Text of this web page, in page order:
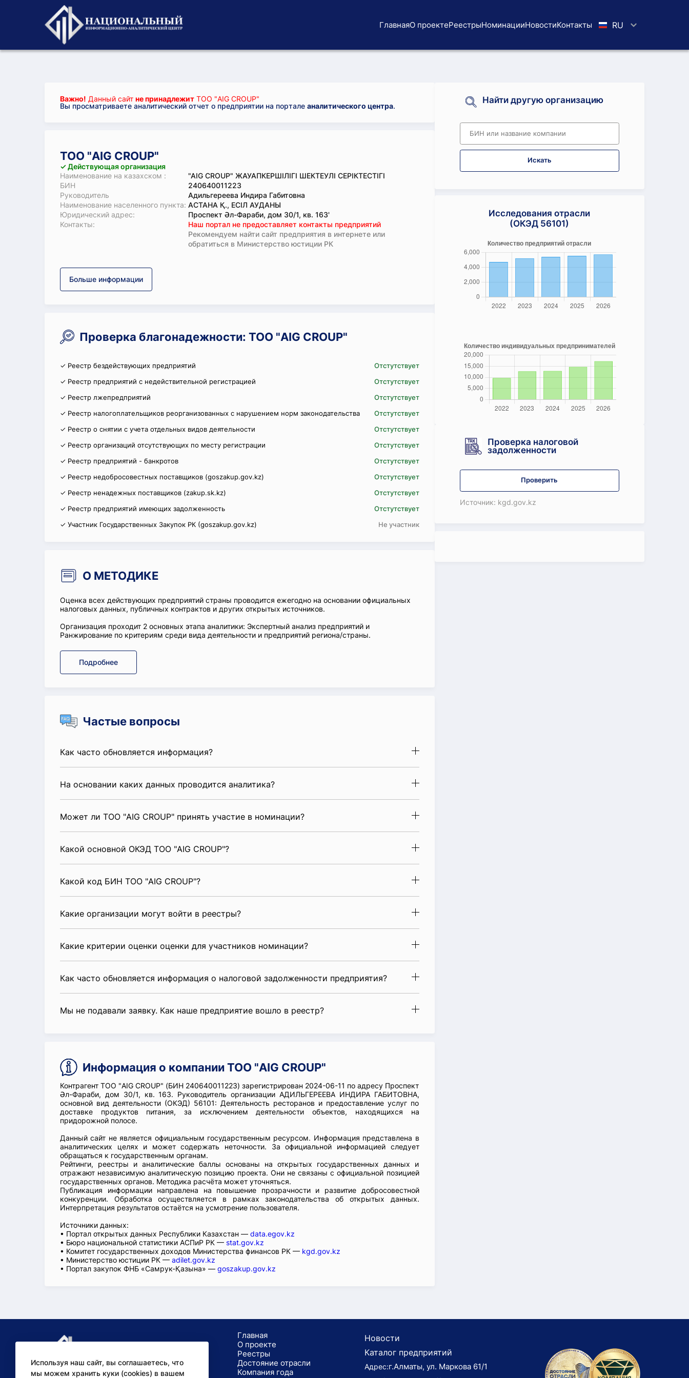
ГлавнаяО проектеРеестрыНоминацииНовостиKoнтaкты RU
Важно! Данный сайт не принадлежит ТОО "AIG CROUP"
Вы просматриваете аналитический отчет о предприятии на портале аналитического центра.
ТОО "AIG CROUP"
✓ Действующая организация
Наименование на казахском :
"AIG CROUP" ЖАУАПКЕРШІЛІГІ ШЕКТЕУЛІ СЕРІКТЕСТІГІ
БИН
240640011223
Руководитель
Адильгереева Индира Габитовна
Наименование населенного пункта: АСТАНА Қ., ЕСІЛ АУДАНЫ
Юридический адрес:
Проспект Әл-Фараби, дом 30/1, кв. 163'
Koнтaкты:
Наш портал не предоставляет контакты предприятий
Рекомендуем найти сайт предприятия в интернете или
обратиться в Министерство юстиции РК
Больше информации
Проверка благонадежности: ТОО "AIG CROUP"
✓ Реестр бездействующих предприятий
Отстутствует
✓ Реестр предприятий с недействительной регистрацией
Отстутствует
✓ Реестр лжепредприятий
Отстутствует
✓ Реестр налогоплательщиков реорганизованных с нарушением норм законодательства
Отстутствует
✓ Реестр о снятии с учета отдельных видов деятельности
Отстутствует
✓ Реестр организаций отсутствующих по месту регистрации
Отстутствует
✓ Реестр предприятий - банкротов
Отстутствует
✓ Реестр недобросовестных поставщиков (goszakup.gov.kz)
Отстутствует
✓ Реестр ненадежных поставщиков (zakup.sk.kz)
Отстутствует
✓ Реестр предприятий имеющих задолженность
Отстутствует
✓ Участник Государственных Закупок РК (goszakup.gov.kz)
Не участник
О МЕТОДИКЕ
Оценка всех действующих предприятий страны проводится ежегодно на основании официальных
налоговых данных, публичных контрактов и других открытых источников.
Организация проходит 2 основных этапа аналитики: Экспертный анализ предприятий и
Ранжирование по критериям среди вида деятельности и предприятий региона/страны.
Подробнее
Частые вопросы
Как часто обновляется информация?
На основании каких данных проводится аналитика?
Может ли ТОО "AIG CROUP" принять участие в номинации?
Какой основной ОКЭД ТОО "AIG CROUP"?
Какой код БИН ТОО "AIG CROUP"?
Какие организации могут войти в реестры?
Какие критерии оценки оценки для участников номинации?
Как часто обновляется информация о налоговой задолженности предприятия?
Мы не подавали заявку. Как наше предприятие вошло в реестр?
Информация о компании ТОО "AIG CROUP"
Контрагент ТОО "AIG CROUP" (БИН 240640011223) зарегистрирован 2024-06-11 по адресу Проспект
Әл-Фараби, дом 30/1, кв. 163. Руководитель организации АДИЛЬГЕРЕЕВА ИНДИРА ГАБИТОВНА,
основной вид деятельности (ОКЭД) 56101: Деятельность ресторанов и предоставление услуг по
доставке продуктов питания, за исключением деятельности объектов, находящихся на
придорожной полосе.
Данный сайт не является официальным государственным ресурсом. Информация представлена в
аналитических целях и может содержать неточности. За официальной информацией следует
обращаться к государственным органам.
Рейтинги, реестры и аналитические баллы основаны на открытых государственных данных и
отражают независимую аналитическую позицию проекта. Они не связаны с официальной позицией
государственных органов. Методика расчёта может уточняться.
Публикация информации направлена на повышение прозрачности и развитие добросовестной
конкуренции. Обработка осуществляется в рамках законодательства об открытых данных.
Интерпретация результатов остаётся на усмотрение пользователя.
Источники данных:
• Портал открытых данных Республики Казахстан — data.egov.kz
• Бюро национальной статистики АСПиР РК — stat.gov.kz
• Комитет государственных доходов Министерства финансов РК — kgd.gov.kz
• Министерство юстиции РК — adilet.gov.kz
• Портал закупок ФНБ «Самрук-Қазына» — goszakup.gov.kz
Найти другую организацию
Искать
Исследования отрасли
(ОКЭД 56101)
Проверка налоговой
задолженности
Проверить
Источник: kgd.gov.kz
Используя наш сайт, вы соглашаетесь, что
мы можем хранить куки (cookies) в вашем
Главная
О проекте
Реестры
Достояние отрасли
Компания года
Новости
Каталог предприятий
Адрес:г.Алматы, ул. Маркова 61/1